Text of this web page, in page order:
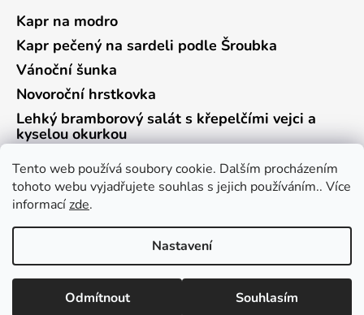
Tento web používá soubory cookie. Dalším procházením
tohoto webu vyjadřujete souhlas s jejich používáním.. Více
informacízde.
Nastavení
Odmítnout Souhlasím
Kapr na modro
Kapr pečený na sardeli podle Šroubka
Vánoční šunka
Novoroční hrstkovka
Lehký bramborový salát s křepelčími vejci a
kyselou okurkou
Vrácení zboží a reklamace Kontaktní formulář
Vytvořil Shoptet
Copyright 2026
. Všechna práva